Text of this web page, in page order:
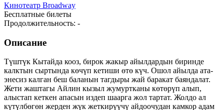
Кинотеатр Broadway
Бесплатные билеты
Продолжительность: -
Описание
Түштүк Кытайда кооз, бирок жакыр айылдардын биринде
калктын сыртында көчүп кетиши өтө күч. Ошол айылда ата-
энесиз калган беш баланын тагдыры жай баракат баяндалат.
Жети жаштагы Айлин кызыл жумуртканы көтөрүп алып,
алыстап кеткен апасын издеп шаарга жол тартат. Жолдо ал
күтүлбөгөн жерден жүк жеткирүүчү айдоочудан камкор адам